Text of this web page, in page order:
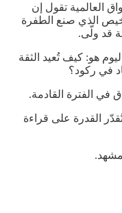
العالمية تقول إن
الذي صنع الطفرة
قد ولّى.
هو: كيف تُعيد الثقة
في ركود؟
في الفترة القادمة.
تُقدّر القدرة على قراءة